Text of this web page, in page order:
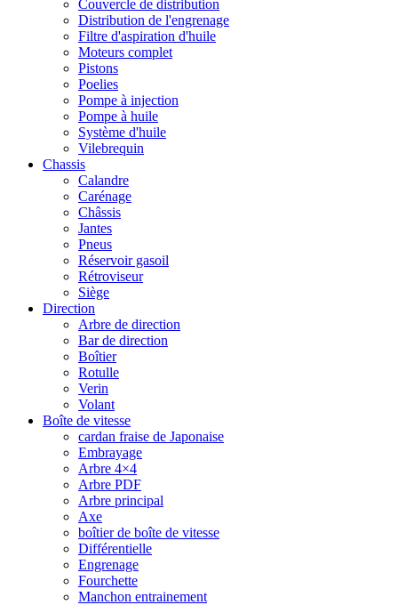
Couvercle de distribution
Distribution de l'engrenage
Filtre d'aspiration d'huile
Moteurs complet
Pistons
Poelies
Pompe à injection
Pompe à huile
Système d'huile
Vilebrequin
Chassis
Calandre
Carénage
Châssis
Jantes
Pneus
Réservoir gasoil
Rétroviseur
Siège
Direction
Arbre de direction
Bar de direction
Boîtier
Rotulle
Verin
Volant
Boîte de vitesse
cardan fraise de Japonaise
Embrayage
Arbre 4×4
Arbre PDF
Arbre principal
Axe
boîtier de boîte de vitesse
Différentielle
Engrenage
Fourchette
Manchon entrainement